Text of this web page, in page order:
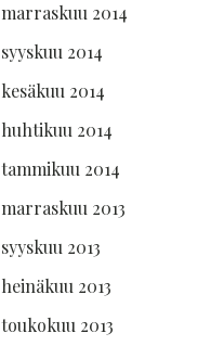
marraskuu 2014
syyskuu 2014
kesäkuu 2014
huhtikuu 2014
tammikuu 2014
marraskuu 2013
syyskuu 2013
heinäkuu 2013
toukokuu 2013